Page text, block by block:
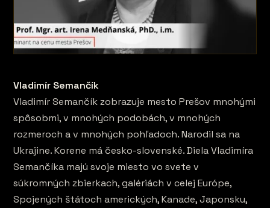
Vladimír Semančík
Vladimír Semančík zobrazuje mesto Prešov mnohými
spôsobmi, v mnohých podobách, v mnohých
rozmeroch a v mnohých pohľadoch. Narodil sa na
Ukrajine. Korene má česko-slovenské. Diela Vladimíra
Semančíka majú svoje miesto vo svete v
súkromných zbierkach, galériách v celej Európe,
Spojených štátoch amerických, Kanade, Japonsku,